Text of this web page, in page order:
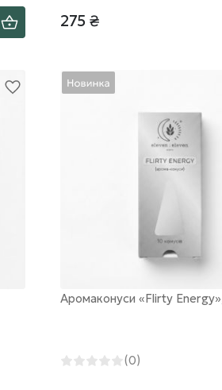
275 ₴
Аромаконуси «Flirty
(0)